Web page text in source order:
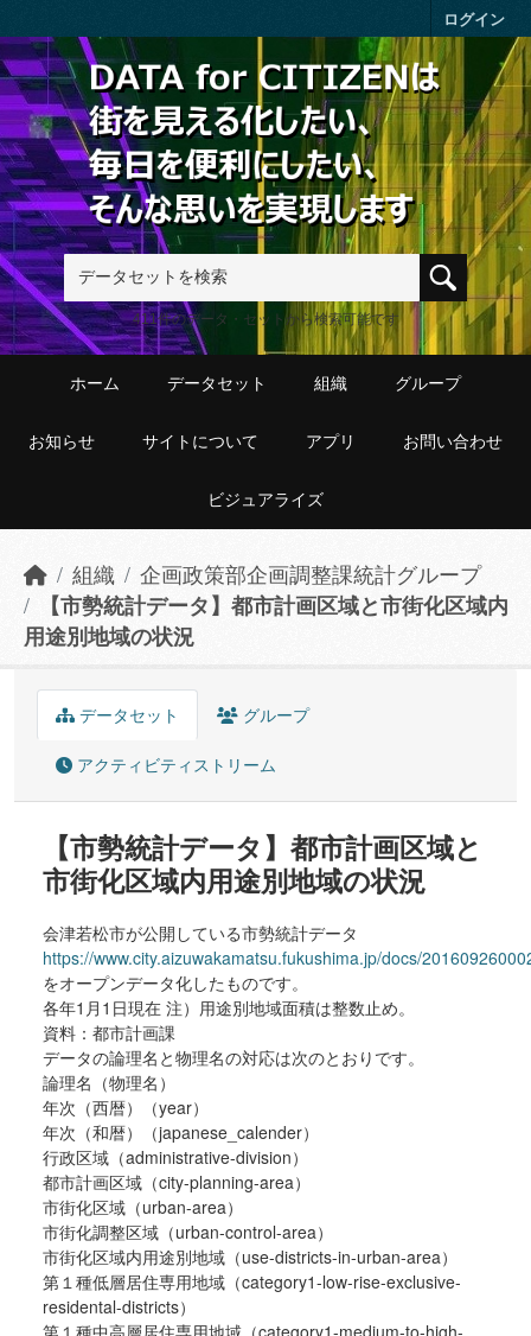
ログイン
411件のデータ・セットから検索可能です
ホーム データセット 組織 グループ
お知らせ サイトについて アプリ お問い合わせ
ビジュアライズ
組織
企画政策部企画調整課統計グループ
【市勢統計データ】都市計画区域と市街化区域内
用途別地域の状況
データセット グループ
アクティビティストリーム
【市勢統計データ】都市計画区域と
市街化区域内用途別地域の状況
会津若松市が公開している市勢統計データ
https://www.city.aizuwakamatsu.fukushima.jp/docs/
をオープンデータ化したものです。
各年1月1日現在 注）用途別地域面積は整数止め。
資料：都市計画課
データの論理名と物理名の対応は次のとおりです。
論理名（物理名）
年次（西暦）（year）
年次（和暦）（japanese_calender）
行政区域（administrative-division）
都市計画区域（city-planning-area）
市街化区域（urban-area）
市街化調整区域（urban-control-area）
市街化区域内用途別地域（use-districts-in-urban-area）
第１種低層居住専用地域（category1-low-rise-exclusive-
residental-districts）
第１種中高層居住専用地域（category1-medium-to-high-